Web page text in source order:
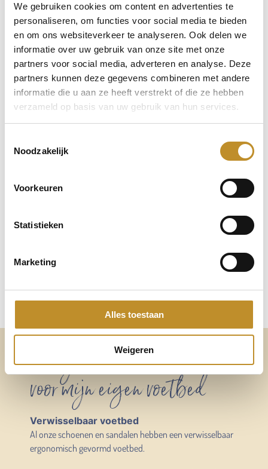
We gebruiken cookies om content en advertenties te
personaliseren, om functies voor social media te bieden
en om ons websiteverkeer te analyseren. Ook delen we
informatie over uw gebruik van onze site met onze
partners voor social media, adverteren en analyse. Deze
partners kunnen deze gegevens combineren met andere
informatie die u aan ze heeft verstrekt of die ze hebben
verzameld op basis van uw gebruik van hun services.
Noodzakelijk
Voorkeuren
Statistieken
Marketing
Alles toestaan
Weigeren
Altijd voldoende ruimte
voor mijn eigen voetbed
Verwisselbaar voetbed
Al onze schoenen en sandalen hebben een verwisselbaar
ergonomisch gevormd voetbed.